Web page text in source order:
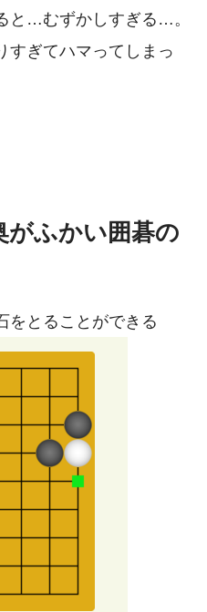
と…むずかしすぎる…。
すぎてハマってしまっ
がふかい囲碁の
をとることができる